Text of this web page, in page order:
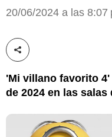
20/06/2024 a las 8:07
Compartir esta noticia
'Mi villano favorito
de 2024 en las